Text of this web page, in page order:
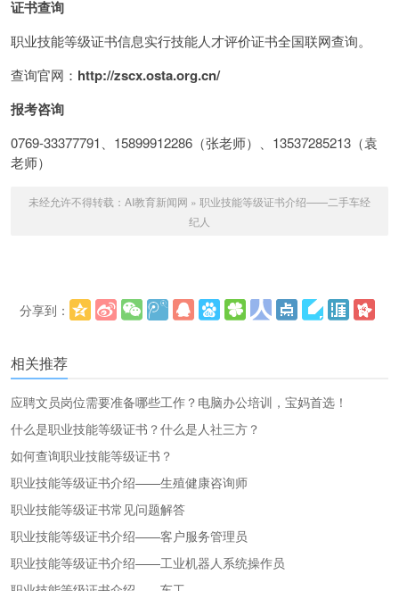
证书查询
职业技能等级证书信息实行技能人才评价证书全国联网查询。
查询官网： http://zscx.osta.org.cn/
报考咨询
0769-33377791、15899912286（张老师）、13537285213（袁
老师）
未经允许不得转载： AI教育新闻网 » 职业技能等级证书介绍——二手车经
纪人
分享到：
相关推荐
应聘文员岗位需要准备哪些工作？电脑办公培训，宝妈首选！
什么是职业技能等级证书？什么是人社三方？
如何查询职业技能等级证书？
职业技能等级证书介绍——生殖健康咨询师
职业技能等级证书常见问题解答
职业技能等级证书介绍——客户服务管理员
职业技能等级证书介绍——工业机器人系统操作员